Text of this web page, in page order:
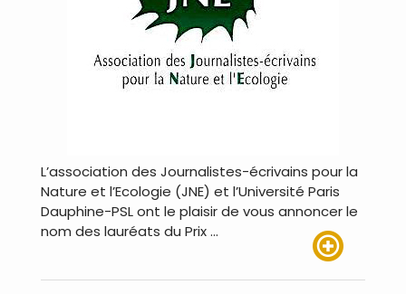
L’association des Journalistes-écrivains pour la
Nature et l’Ecologie (JNE) et l’Université Paris
Dauphine-PSL ont le plaisir de vous annoncer le
nom des lauréats du Prix …